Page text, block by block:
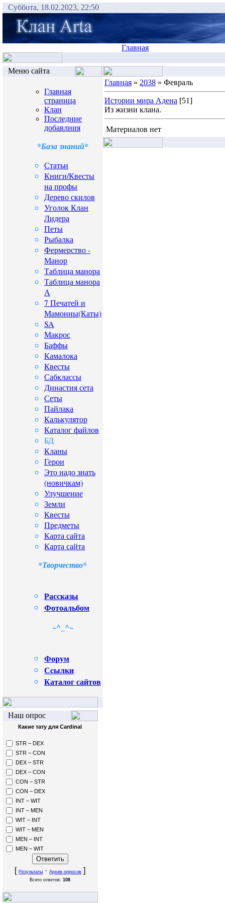
Суббота, 18.02.2023, 22:50
Главная
Меню сайта
Главная
страница
Клан
Последние
добавлния
*База знаний*
Статьи
Книги/Квесты
на профы
Дерево скилов
Уголок Клан
Лидера
Петы
Рыбалка
Фермерство -
Манор
Таблица манора
Таблица манора
А
7 Печатей и
Мамонны(Каты)
SA
Макрос
Баффы
Камалока
Квесты
Сабклассы
Династия сета
Сеты
Пайлака
Калькулятор
Каталог файлов
БД
Кланы
Герои
Это надо знать
(новичкам)
Улучшение
Земли
Квесты
Предметы
Карта сайта
Карта сайта
*Творчество*
Рассказы
Фотоальбом
~^_^~
Форум
Сcылки
Каталог сайтов
Наш опрос
Какие тату для Cardinal
STR – DEX
STR – CON
DEX – STR
DEX – CON
CON – STR
CON – DEX
INT – WIT
INT – MEN
WIT – INT
WIT – MEN
MEN – INT
MEN – WIT
[Результаты ·Архив опросов ]
Всего ответов:108
Главная » 2038 » Февраль
Истории мира Адена [51]
Из жизни клана.
Материалов нет